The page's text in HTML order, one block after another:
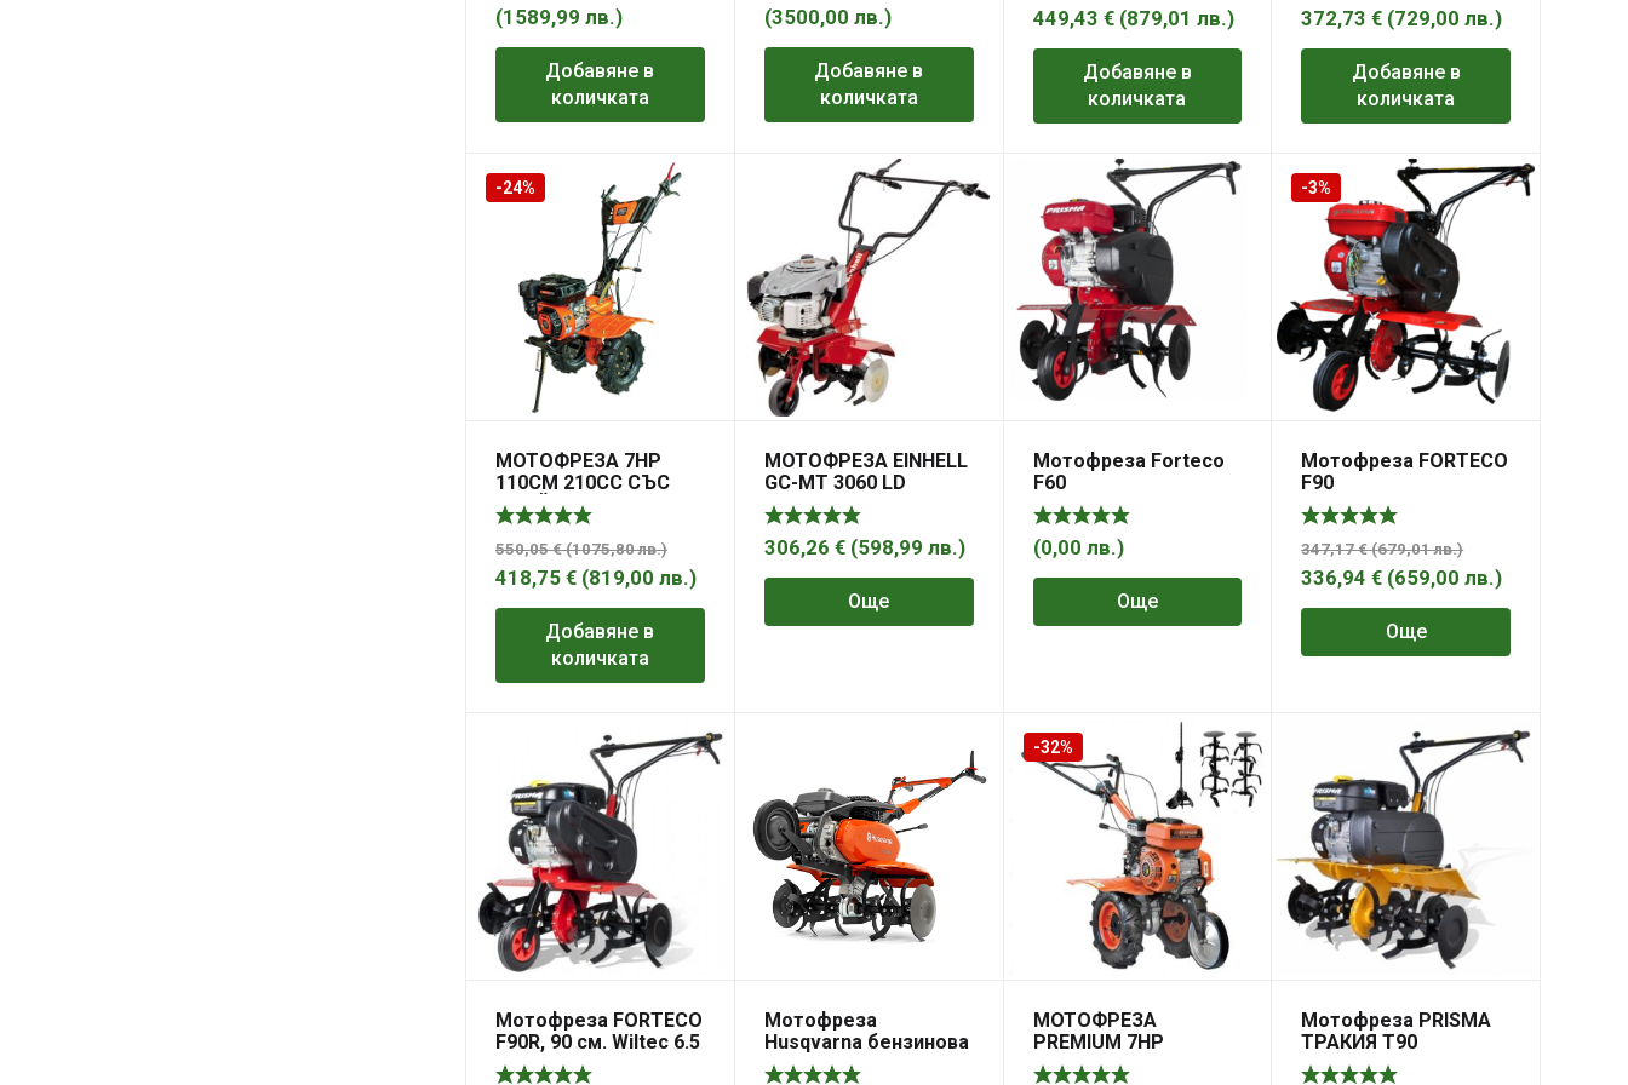
(1589,99 лв.)
Добавяне в
количката
(3500,00 лв.)
Добавяне в
количката
449,43 € (879,01 лв.)
Добавяне в
количката
372,73€ (729,00лв.)
Добавяне в
количката
-24%
МОТОФРЕЗА 7HP
110CM 210CC СЪС
СТОЙКА PREMIUM HD
550,05€ (1075,80лв.)
418,75 € (819,00 лв.)
Добавяне в
количката
МОТОФРЕЗА EINHELL
GC-MT 3060 LD
306,26 € (598,99 лв.)
Още
Мотофреза Forteco
F60
(0,00 лв.)
Още
-3%
Мотофреза FORTECO
F90
347,17€ (679,01лв.)
336,94€ (659,00лв.)
Още
Мотофреза FORTECO
F90R, 90 см. Wiltec 6.5
к.с.
Мотофреза
Husqvarna бензинова
3.45 kW, 4.63 к.с., 196
-32%
МОТОФРЕЗА
PREMIUM 7HP
1000MM 208CC
Мотофреза PRISMA
ТРАКИЯ T90